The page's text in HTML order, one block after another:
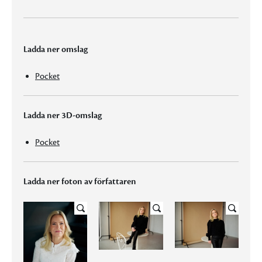
Ladda ner omslag
Pocket
Ladda ner 3D-omslag
Pocket
Ladda ner foton av författaren